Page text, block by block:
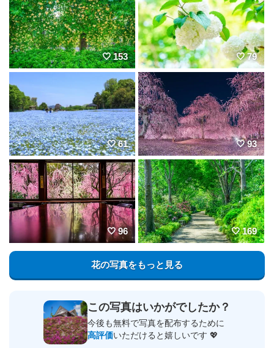
153 79
61 93
96 169
花の写真をもっと見る
この写真はいかがでしたか？
今後も無料で写真を配布するために
高評価いただけると嬉しいです 💖